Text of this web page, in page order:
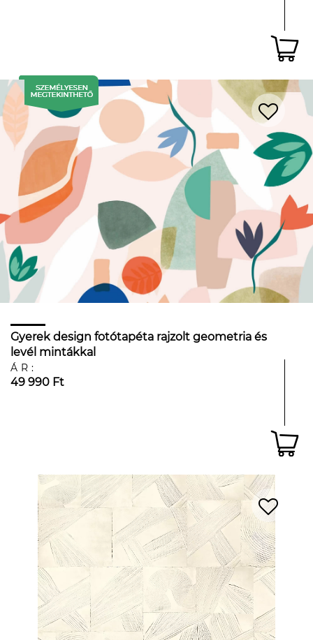
Gyerek design fotótapéta rajzolt geometria és
levél mintákkal
ÁR:
49 990 Ft